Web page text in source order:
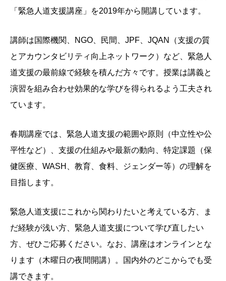
「緊急人道支援講座」を2019年から開講しています。
講師は国際機関、NGO、民間、JPF、JQAN（支援の質
とアカウンタビリティ向上ネットワーク）など、緊急人
道支援の最前線で経験を積んだ方々です。授業は講義と
演習を組み合わせ効果的な学びを得られるよう工夫され
ています。
春期講座では、緊急⼈道⽀援の範囲や原則（中⽴性や公
平性など）、⽀援の仕組みや最新の動向、特定課題（保
健医療、WASH、教育、⾷料、ジェンダー等）の理解を
⽬指します。
緊急人道支援にこれから関わりたいと考えている方、ま
だ経験が浅い方、緊急人道支援について学び直したい
方、ぜひご応募ください。なお、講座はオンラインとな
ります（木曜日の夜間開講）。国内外のどこからでも受
講できます。